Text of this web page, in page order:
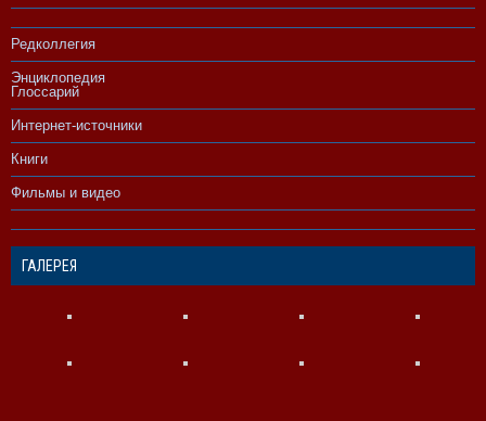
Редколлегия
Энциклопедия
Глоссарий
Интернет-источники
Книги
Фильмы и видео
ГАЛЕРЕЯ